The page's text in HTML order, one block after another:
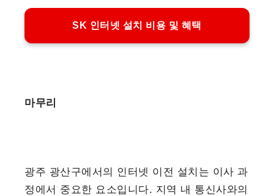
SK 인터넷 설치 비용 및 혜택
마무리
광주 광산구에서의 인터넷 이전 설치는 이사 과
정에서 중요한 요소입니다. 지역 내 통신사와의